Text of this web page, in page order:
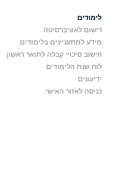
לימודים
רישום לאוניברסיטה
מידע למתעניינים בלימודים
חישוב סיכויי קבלה לתואר ראשון
לוח שנת הלימודים
ידיעונים
כניסה לאזור האישי